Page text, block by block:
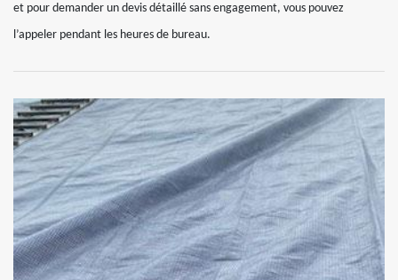
et pour demander un devis détaillé sans engagement, vous pouvez
l’appeler pendant les heures de bureau.